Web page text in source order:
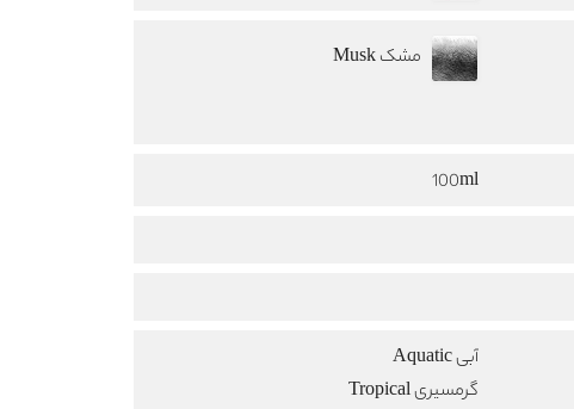
مشک Musk
100ml
آبی Aquatic
گرمسیری Tropical